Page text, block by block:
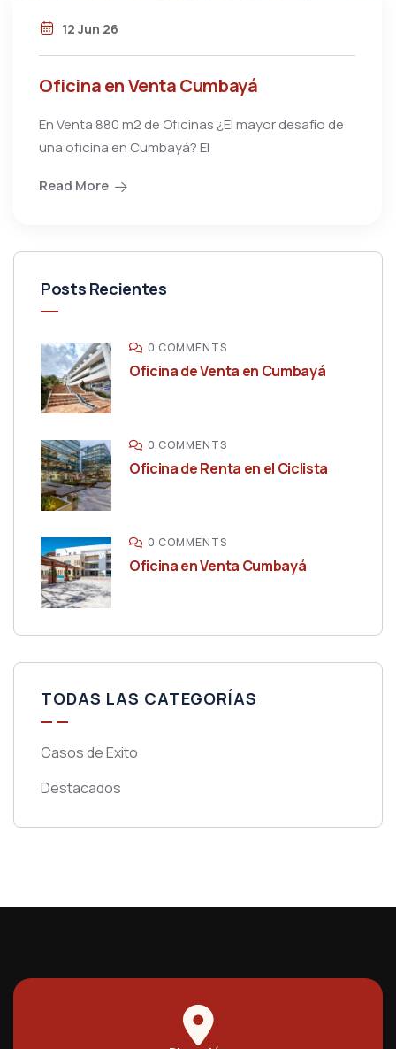
12 Jun 26
Oficina en Venta Cumbayá
En Venta 880 m2 de Oficinas ¿El mayor desafío de
una oficina en Cumbayá? El
Read More
Posts Recientes
0 COMMENTS
Oficina de Venta en Cumbayá
0 COMMENTS
Oficina de Renta en el Ciclista
0 COMMENTS
Oficina en Venta Cumbayá
TODAS LAS CATEGORÍAS
Casos de Exito
Destacados